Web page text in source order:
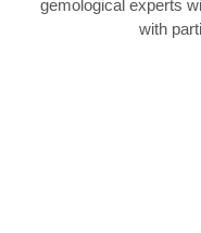
gemological experts
with